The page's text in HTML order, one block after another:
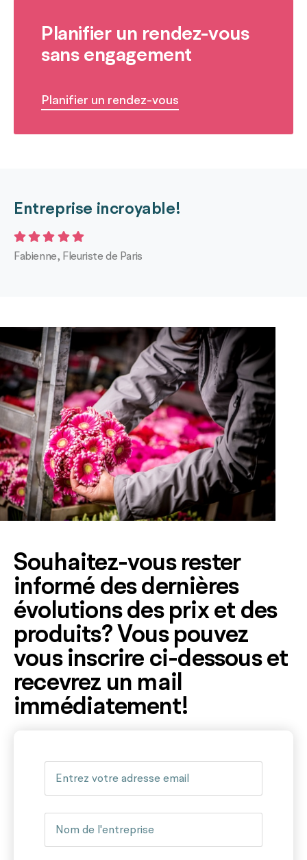
Planifier un rendez-vous
sans engagement
Planifier un rendez-vous
Entreprise incroyable!
Fabienne, Fleuriste de Paris
Souhaitez-vous rester
informé des dernières
évolutions des prix et des
produits? Vous pouvez
vous inscrire ci-dessous et
recevrez un mail
immédiatement!